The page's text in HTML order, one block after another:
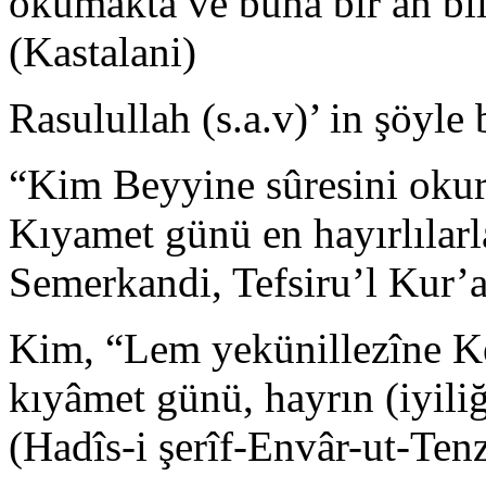
(Kastalani)
Rasulullah (s.a.v)’ in
“Kim Beyyine sûresini
Kıyamet günü en
Semerkandi, Tefsiru’l
Kim, “Lem yekünillezîne
kıyâmet günü, hayrın
(Hadîs-i şerîf-Envâr-ut-